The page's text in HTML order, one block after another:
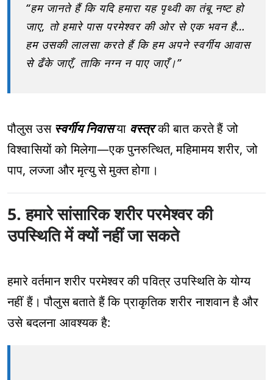
“हम जानते हैं कि यदि हमारा यह पृथ्वी का तंबू नष्ट हो
जाए, तो हमारे पास परमेश्वर की ओर से एक भवन है…
हम उसकी लालसा करते हैं कि हम अपने स्वर्गीय आवास
से ढँके जाएँ, ताकि नग्न न पाए जाएँ।”
पौलुस उस स्वर्गीय निवासया वस्त्रकी बात करते हैं जो
विश्वासियों को मिलेगा—एक पुनरुत्थित, महिमामय शरीर, जो
पाप, लज्जा और मृत्यु से मुक्त होगा।
5. हमारे सांसारिक शरीर परमेश्वर की
उपस्थिति में क्यों नहीं जा सकते
हमारे वर्तमान शरीर परमेश्वर की पवित्र उपस्थिति के योग्य
नहीं हैं। पौलुस बताते हैं कि प्राकृतिक शरीर नाशवान है और
उसे बदलना आवश्यक है: